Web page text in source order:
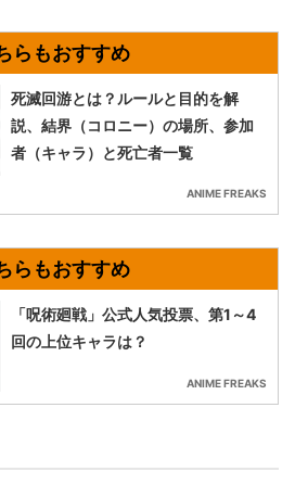
死滅回游とは？ルールと目的を解
説、結界（コロニー）の場所、参加
者（キャラ）と死亡者一覧
ANIME FREAKS
「呪術廻戦」公式人気投票、第1～4
回の上位キャラは？
ANIME FREAKS